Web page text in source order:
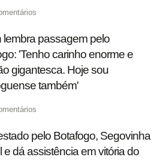
lembra passagem pelo
'Tenho carinho enorme e
gigantesca. Hoje sou
também'
pelo Botafogo, Segovinha
e dá assistência em vitória do